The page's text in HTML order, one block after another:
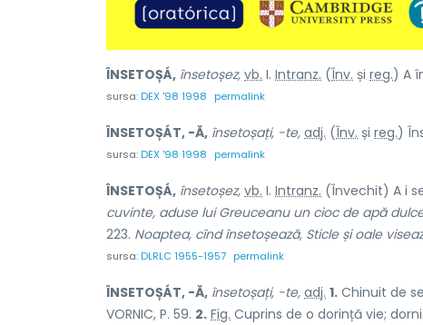
ÎNSETOȘÁ, însetoșez, vb. I. Intranz. (Înv. și reg.) A
sursa:DEX '98 1998 permalink
ÎNSETOȘÁT, -Ă, însetoșați, -te, adj. (Înv. și reg.)
sursa:DEX '98 1998 permalink
ÎNSETOȘÁ, însetoșez, vb. I. Intranz. (Învechit) A i
cuvinte, aduse lui Greuceanu un cioc de apă
223. Noaptea, cînd însetoșează, Sticle și oale
sursa:DLRLC 1955-1957 permalink
ÎNSETOȘÁT, -Ă, însetoșați, -te, adj. 1. Chinuit de
VORNIC, P. 59. 2. Fig. Cuprins de o dorință vie;